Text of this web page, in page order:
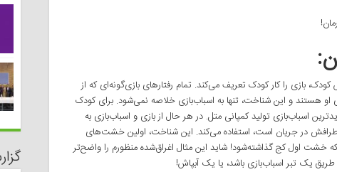
:
بازی را کار کودک تعریف می‌کند. تمام رفتارهای بازی‌گونه‌ای که از
او هستند و این شناخت، تنها به اسباب‌بازی خلاصه نمی‌شود. برای کودک
اسباب‌بازی تولید کمپانی متل. در هر حال از بازی و اسباب‌بازی به
در جریان است، استفاده می‌کند. این شناخت، اولین خشت‌های
خشت اول کج گذاشته‌شود! شاید این مثال اغراق‌شده منظورم را واضح‌تر
یک تبر اسباب‌بازی باشد، یا یک آبپاش!